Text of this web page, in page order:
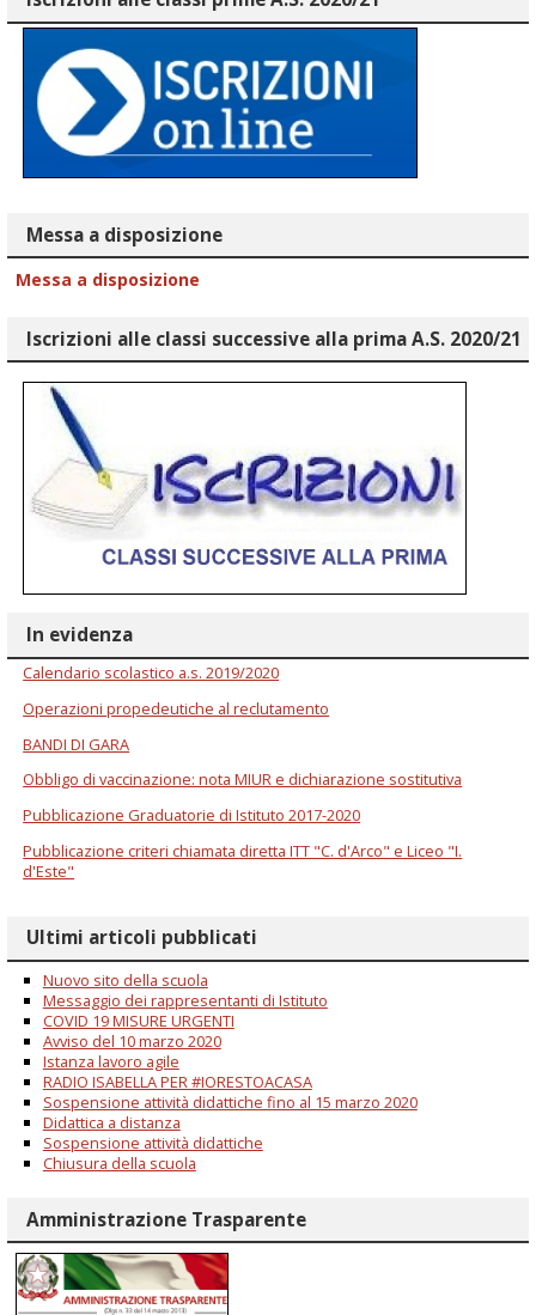
Messa a disposizione
Messa a disposizione
Iscrizioni alle classi successive alla prima A.S. 2020/21
In evidenza
Calendario scolastico a.s. 2019/2020
Operazioni propedeutiche al reclutamento
BANDI DI GARA
Obbligo di vaccinazione: nota MIUR e dichiarazione sostitutiva
Pubblicazione Graduatorie di Istituto 2017-2020
Pubblicazione criteri chiamata diretta ITT "C. d'Arco" e Liceo "I.
d'Este"
Ultimi articoli pubblicati
Nuovo sito della scuola
Messaggio dei rappresentanti di Istituto
COVID 19 MISURE URGENTI
Avviso del 10 marzo 2020
Istanza lavoro agile
RADIO ISABELLA PER #IORESTOACASA
Sospensione attività didattiche fino al 15 marzo 2020
Didattica a distanza
Sospensione attività didattiche
Chiusura della scuola
Amministrazione Trasparente